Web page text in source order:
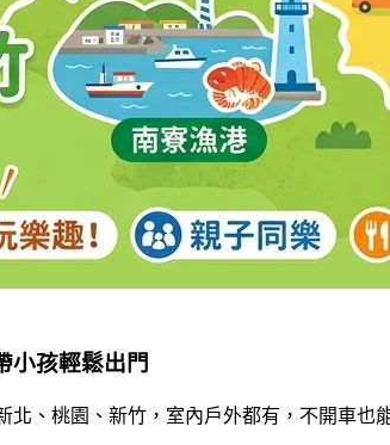
小孩輕鬆出門
北、桃園、新竹，室內戶外都有，不開車也